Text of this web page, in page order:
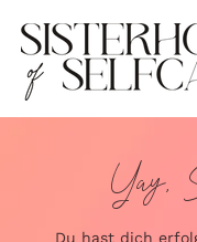
Yay,
Du hast dich